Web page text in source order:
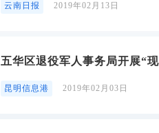
云南日报 2019年02月13日
五华区退役军人事务局开展“
昆明信息港 2019年02月03日